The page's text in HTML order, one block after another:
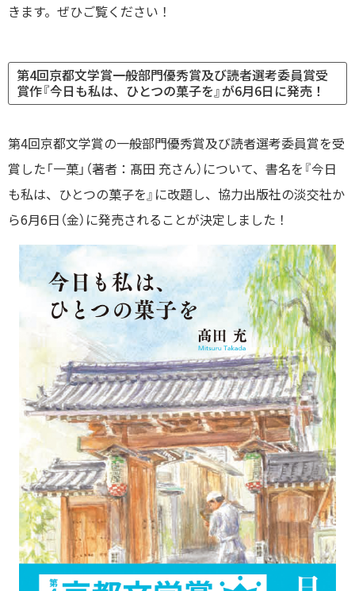
きます。ぜひご覧ください！
第4回京都文学賞一般部門優秀賞及び読者選考委員賞受
賞作『今日も私は、ひとつの菓子を』が6月6日に発売！
第4回京都文学賞の一般部門優秀賞及び読者選考委員賞を受
賞した「一菓」（著者：髙田 充さん）について、書名を『今日
も私は、ひとつの菓子を』に改題し、協力出版社の淡交社か
ら6月6日（金）に発売されることが決定しました！